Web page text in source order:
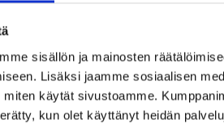
sisällön ja mainosten
Lisäksi jaamme sosiaalisen
käytät sivustoamme.
kun olet käyttänyt heidän